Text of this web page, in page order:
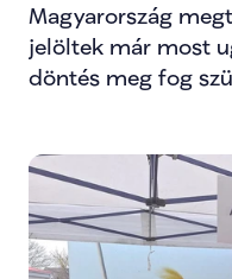
Magyarország
jelöltek már most
döntés meg fog